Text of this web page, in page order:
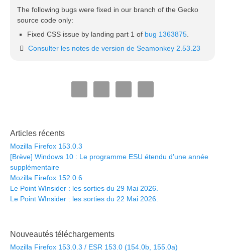
The following bugs were fixed in our branch of the Gecko
source code only:
Fixed CSS issue by landing part 1 of bug 1363875
Consulter les notes de version de Seamonkey 2.53.23
Articles récents
Mozilla Firefox 153.0.3
[Brève] Windows 10 : Le programme ESU étendu d’une année
supplémentaire
Mozilla Firefox 152.0.6
Le Point WInsider : les sorties du 29 Mai 2026.
Le Point WInsider : les sorties du 22 Mai 2026.
Nouveautés téléchargements
Mozilla Firefox 153.0.3 / ESR 153.0 (154.0b, 155.0a)